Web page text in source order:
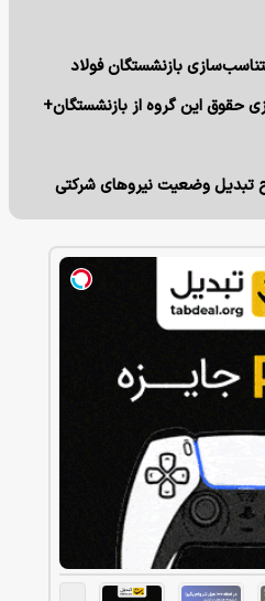
بازنشستگان فولاد
حقوق این گروه از بازنشستگان+
تبدیل وضعیت نیروهای شرکتی